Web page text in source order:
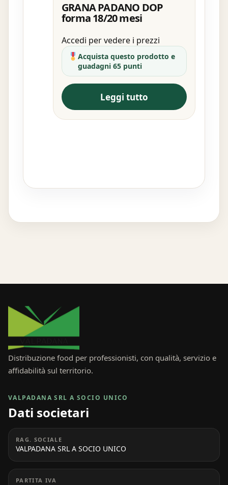
GRANA PADANO DOP
forma 18/20 mesi
Accedi per vedere i prezzi
Acquista questo prodotto e
guadagni 65 punti
Leggi tutto
Distribuzione food per professionisti, con qualità, servizio e
affidabilità sul territorio.
VALPADANA SRL A SOCIO UNICO
Dati societari
RAG. SOCIALE
VALPADANA SRL A SOCIO UNICO
PARTITA IVA